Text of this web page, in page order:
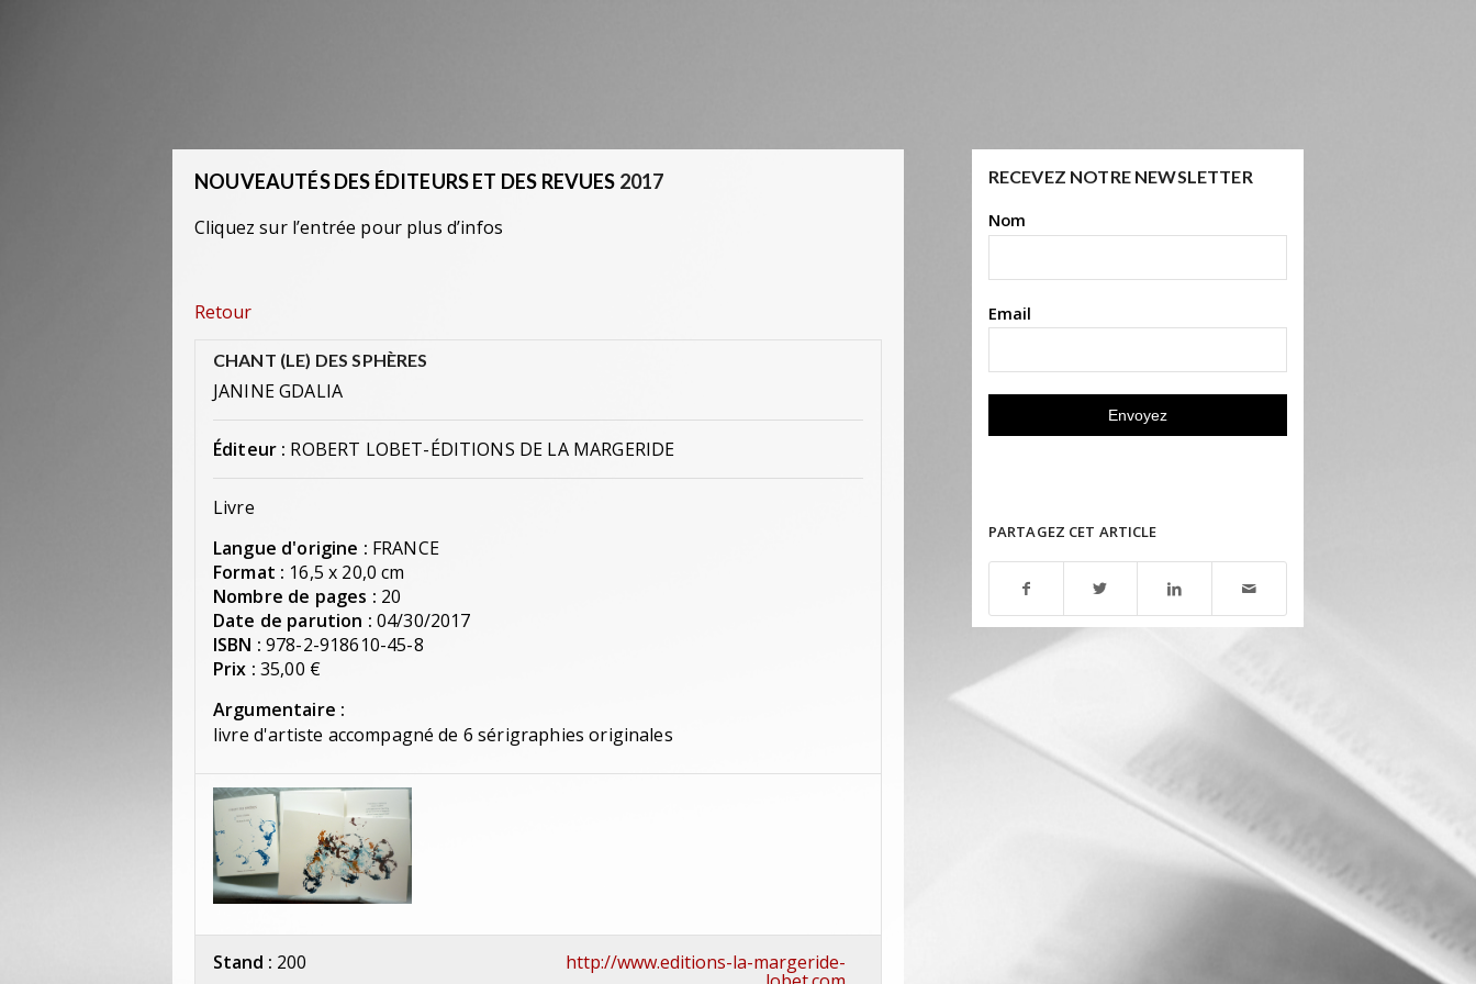
NOUVEAUTÉS DES ÉDITEURS ET DES REVUES 2017
Cliquez sur l’entrée pour plus d’infos
Retour
CHANT (LE) DES SPHÈRES
JANINE GDALIA
Éditeur : ROBERT LOBET-ÉDITIONS DE LA MARGERIDE
Livre
Langue d'origine : FRANCE
Format : 16,5 x 20,0 cm
Nombre de pages : 20
Date de parution : 04/30/2017
ISBN : 978-2-918610-45-8
Prix : 35,00 €
Argumentaire :
livre d'artiste accompagné de 6 sérigraphies originales
Stand : 200 http://www.editions-la-margeride-
RECEVEZ NOTRE NEWSLETTER
Nom
Email
PARTAGEZ CET ARTICLE